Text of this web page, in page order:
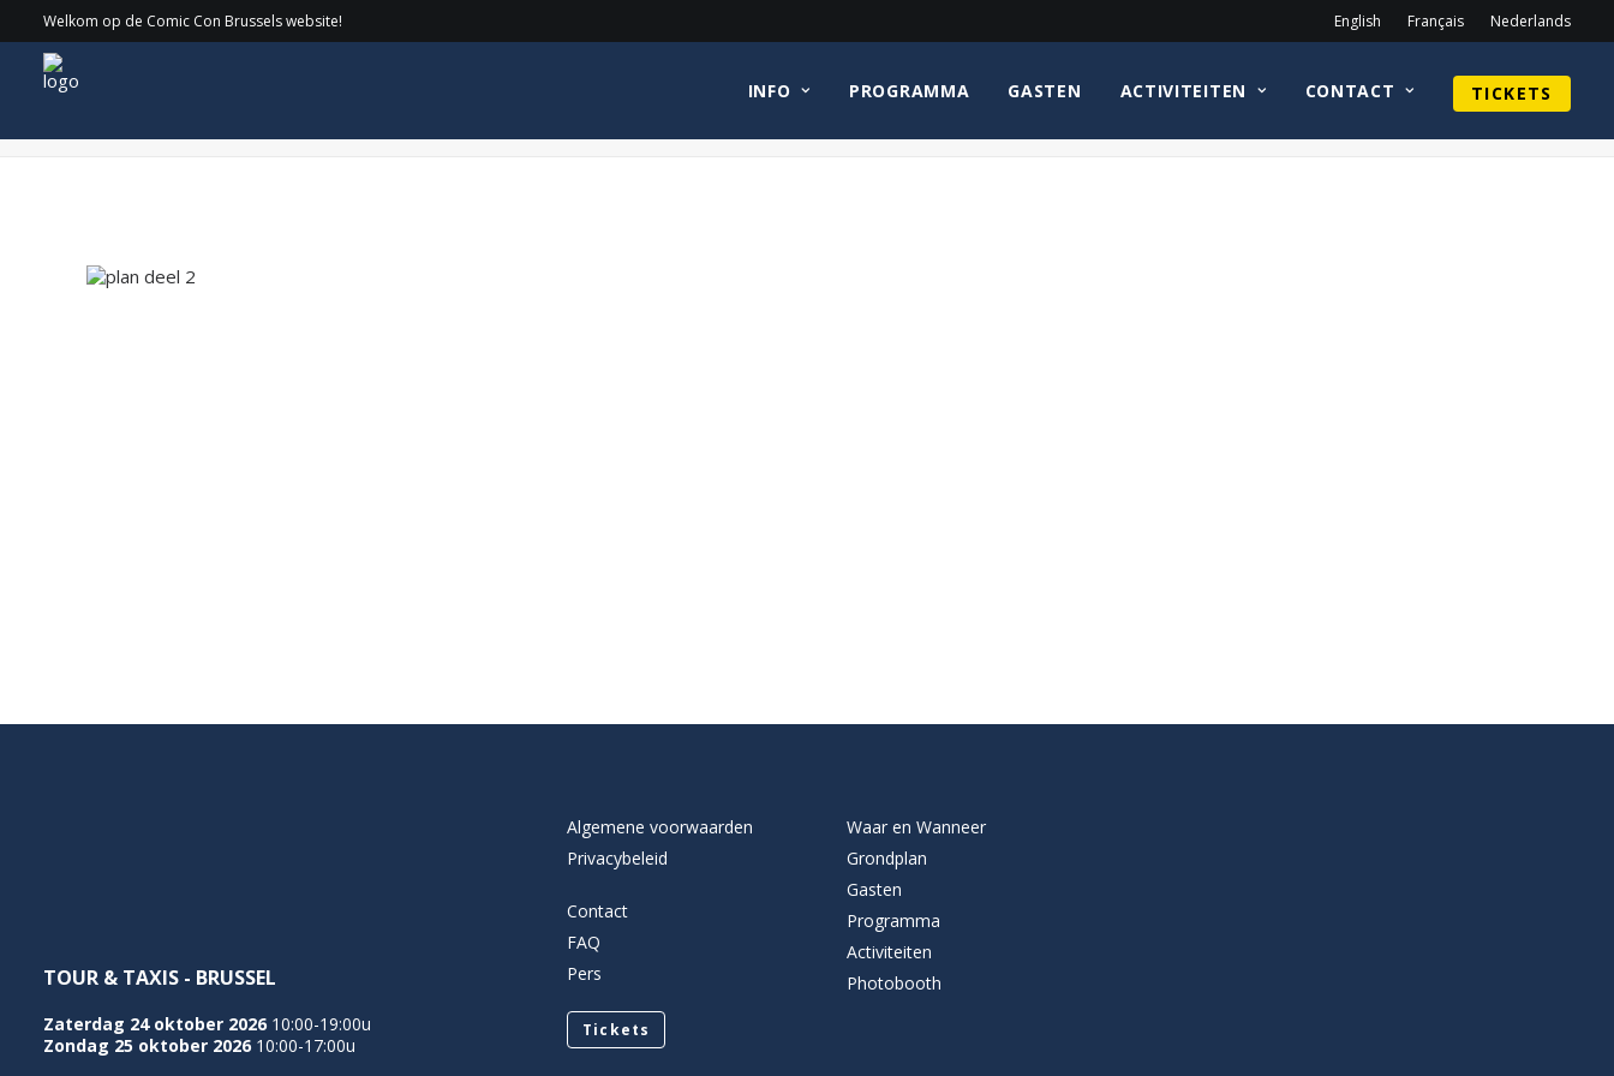
Welkom op de Comic Con Brussels website! English Français Nederlands
INFO PROGRAMMA GASTEN ACTIVITEITEN CONTACT TICKETS
plan deel 2 Home Archief Grondplan 2022 plan deel 2
TOUR & TAXIS - BRUSSEL
Zaterdag 24 oktober 2026 10:00-19:00u
Zondag 25 oktober 2026 10:00-17:00u
Algemene voorwaarden
Privacybeleid
Contact
FAQ
Pers
Tickets
Waar en Wanneer
Grondplan
Gasten
Programma
Activiteiten
Photobooth